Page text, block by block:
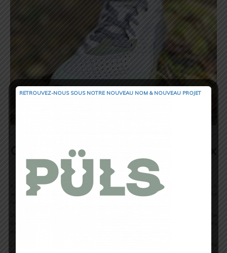
Quelles nouveautés par rapport aux
versions précédentes ?
Il s’agit d’un modèle maximaliste complet avec une structure améliorée par rapport à
son prédécesseur.
Un amorti revisité avec lamousse CMEVA, le talon surdimensionné
RETROUVEZ-NOUS SOUS NOTRE NOUVEAU NOM & NOUVEAU PROJET